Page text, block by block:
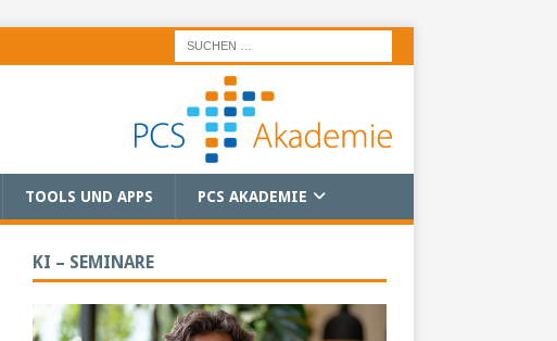
TOOLS UND APPS PCS AKADEMIE
KI – SEMINARE